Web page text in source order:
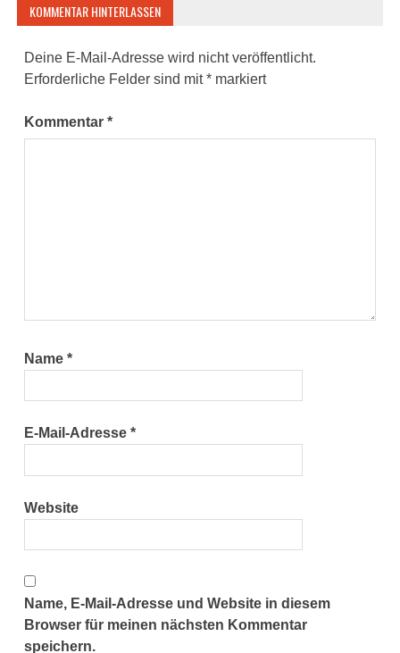
KOMMENTAR HINTERLASSEN
Deine E-Mail-Adresse wird nicht veröffentlicht.
Erforderliche Felder sind mit* markiert
Kommentar*
Name*
E-Mail-Adresse*
Website
Name, E-Mail-Adresse und Website in diesem
Browser für meinen nächsten Kommentar
speichern.